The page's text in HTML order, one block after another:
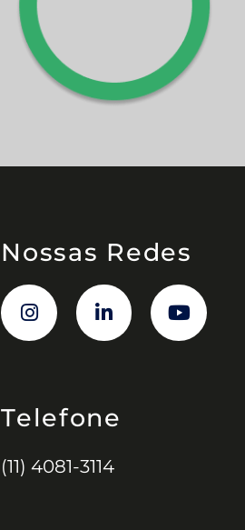
Nossas Redes
Telefone
(11) 4081-3114